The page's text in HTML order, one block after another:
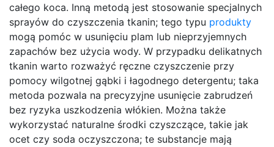
całego koca. Inną metodą jest stosowanie specjalnych
sprayów do czyszczenia tkanin; tego typu produkty
mogą pomóc w usunięciu plam lub nieprzyjemnych
zapachów bez użycia wody. W przypadku delikatnych
tkanin warto rozważyć ręczne czyszczenie przy
pomocy wilgotnej gąbki i łagodnego detergentu; taka
metoda pozwala na precyzyjne usunięcie zabrudzeń
bez ryzyka uszkodzenia włókien. Można także
wykorzystać naturalne środki czyszczące, takie jak
ocet czy soda oczyszczona; te substancje mają